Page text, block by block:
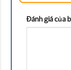
Đánh giá của